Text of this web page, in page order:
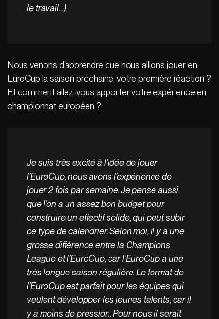
le travail…).
Nous venons d’apprendre que nous allions jouer en
EuroCup la saison prochaine, votre première réaction ?
Et comment allez-vous apporter votre expérience en
championnat européen ?
Je suis très excité à l’idée de jouer
l’EuroCup, nous avons l’expérience de
jouer 2 fois par semaine. Je pense aussi
que l’on a un assez bon budget pour
construire un effectif solide, qui peut subir
ce type de calendrier. Selon moi, il y a une
grosse différence entre la Champions
League et l’EuroCup, car l’EuroCup a une
très longue saison régulière. Le format de
l’EuroCup est parfait pour les équipes qui
veulent développer les jeunes talents, car il
y a moins de pression. Pour nous il serait